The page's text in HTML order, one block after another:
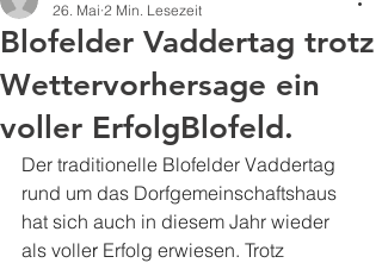
Blofelder Vaddertag trotz
Wettervorhersage ein
voller ErfolgBlofeld.
26. Mai 2 Min. Lesezeit
Der traditionelle Blofelder Vaddertag
rund um das Dorfgemeinschaftshaus
hat sich auch in diesem Jahr wieder
als voller Erfolg erwiesen. Trotz